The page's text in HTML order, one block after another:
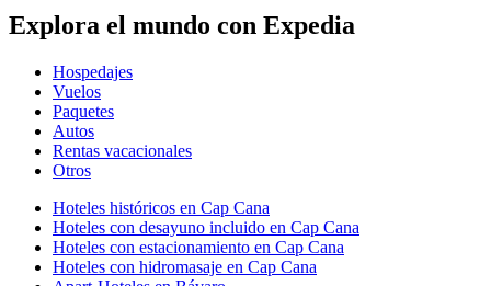
Explora el mundo con Expedia
Hospedajes
Vuelos
Paquetes
Autos
Rentas vacacionales
Otros
Hoteles históricos en Cap Cana
Hoteles con desayuno incluido en Cap Cana
Hoteles con estacionamiento en Cap Cana
Hoteles con hidromasaje en Cap Cana